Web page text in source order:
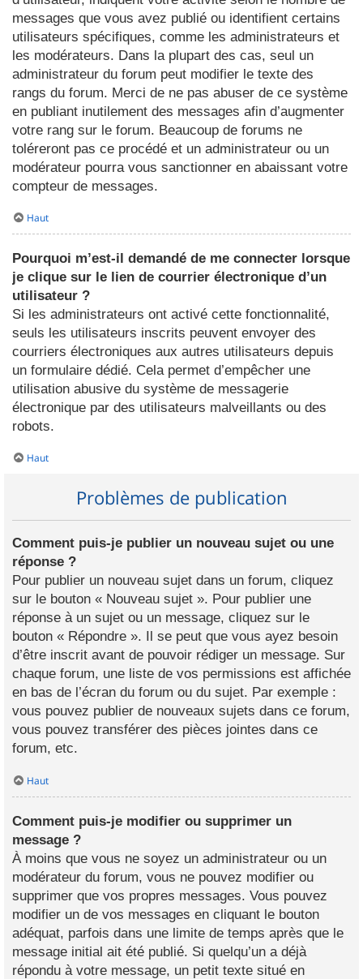
messages que vous avez publié ou identifient certains
utilisateurs spécifiques, comme les administrateurs et
les modérateurs. Dans la plupart des cas, seul un
administrateur du forum peut modifier le texte des
rangs du forum. Merci de ne pas abuser de ce système
en publiant inutilement des messages afin d’augmenter
votre rang sur le forum. Beaucoup de forums ne
toléreront pas ce procédé et un administrateur ou un
modérateur pourra vous sanctionner en abaissant votre
compteur de messages.
Haut
Pourquoi m’est-il demandé de me connecter lorsque
je clique sur le lien de courrier électronique d’un
utilisateur ?
Si les administrateurs ont activé cette fonctionnalité,
seuls les utilisateurs inscrits peuvent envoyer des
courriers électroniques aux autres utilisateurs depuis
un formulaire dédié. Cela permet d’empêcher une
utilisation abusive du système de messagerie
électronique par des utilisateurs malveillants ou des
robots.
Haut
Problèmes de publication
Comment puis-je publier un nouveau sujet ou une
réponse ?
Pour publier un nouveau sujet dans un forum, cliquez
sur le bouton « Nouveau sujet ». Pour publier une
réponse à un sujet ou un message, cliquez sur le
bouton « Répondre ». Il se peut que vous ayez besoin
d’être inscrit avant de pouvoir rédiger un message. Sur
chaque forum, une liste de vos permissions est affichée
en bas de l’écran du forum ou du sujet. Par exemple :
vous pouvez publier de nouveaux sujets dans ce forum,
vous pouvez transférer des pièces jointes dans ce
forum, etc.
Haut
Comment puis-je modifier ou supprimer un
message ?
À moins que vous ne soyez un administrateur ou un
modérateur du forum, vous ne pouvez modifier ou
supprimer que vos propres messages. Vous pouvez
modifier un de vos messages en cliquant le bouton
adéquat, parfois dans une limite de temps après que le
message initial ait été publié. Si quelqu’un a déjà
répondu à votre message, un petit texte situé en